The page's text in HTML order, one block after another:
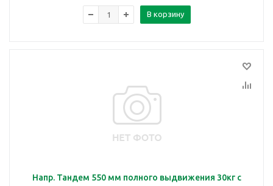
В корзину
Напр. Тандем 550 мм полного выдвижения 30кг с